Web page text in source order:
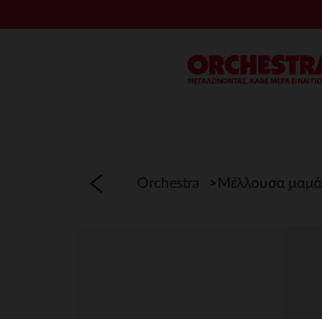
Μενού
Orchestra Μέλλουσα μαμά